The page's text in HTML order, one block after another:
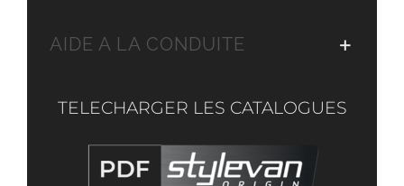
AIDE A LA CONDUITE
TELECHARGER LES CATALOGUES